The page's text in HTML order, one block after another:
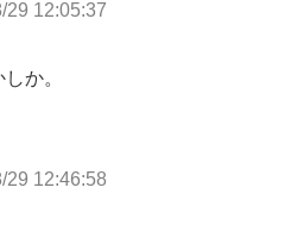
29 12:05:37
か。
29 12:46:58